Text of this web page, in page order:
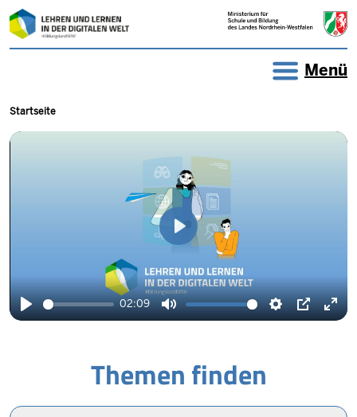
Direkt zum Inhalt
LEHREN UND LERNEN IN
Menü
Pfadnavigation
Startseite
Wiedergabe
02:09
Ton
Einstellungen
Picture-
Wiedergabe
Themen finden
Suche